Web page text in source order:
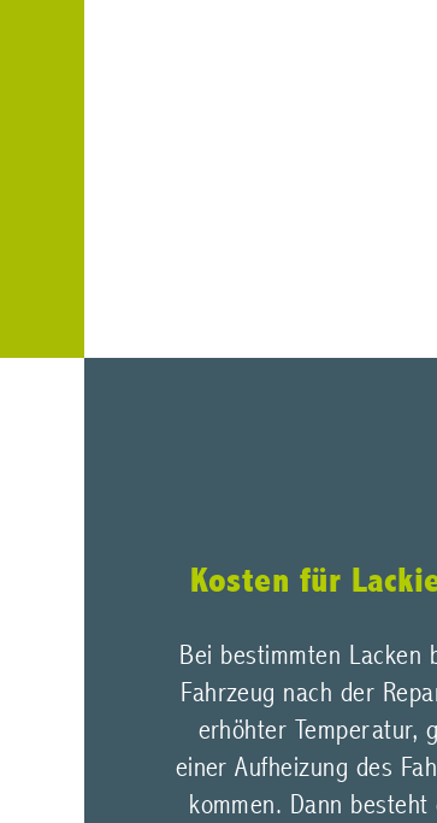
Kosten für
Bei bestimmten Lacken
Fahrzeug nach der
erhöhter Temperatur,
einer Aufheizung des
kommen. Dann